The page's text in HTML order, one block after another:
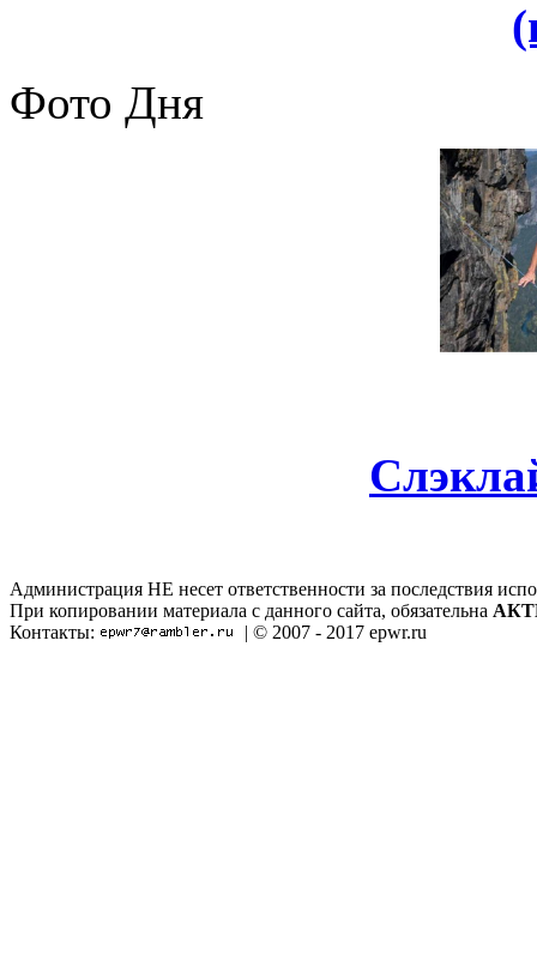
Фото Дня
Администрация НЕ несет ответственности за последствия
При копировании материала с данного сайта, обязательна
Контакты:
| © 2007 - 2017 epwr.ru